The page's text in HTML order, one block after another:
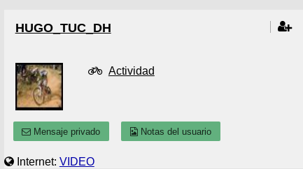
HUGO_TUC_DH
Actividad
Mensaje privado Notas del usuario
Internet: VIDEO